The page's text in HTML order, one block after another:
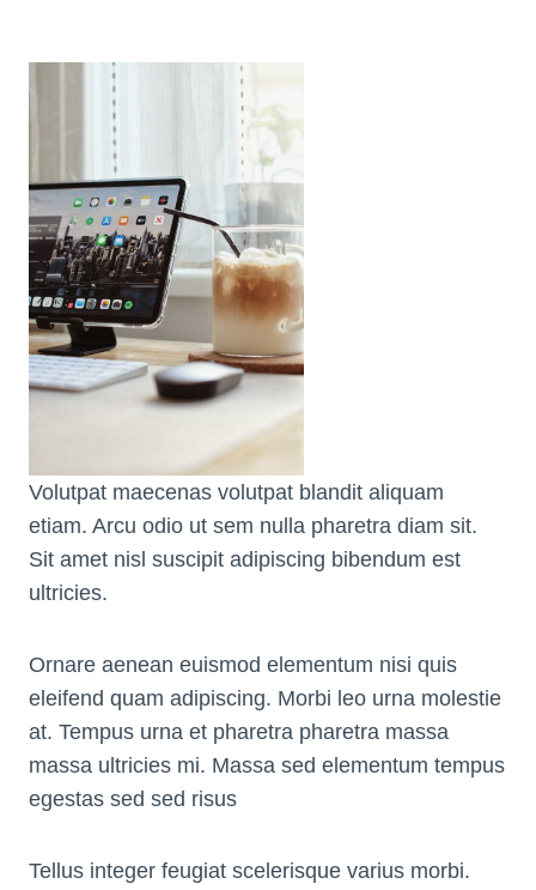
Volutpat maecenas volutpat blandit aliquam
etiam. Arcu odio ut sem nulla pharetra diam sit.
Sit amet nisl suscipit adipiscing bibendum est
ultricies.
Ornare aenean euismod elementum nisi quis
eleifend quam adipiscing. Morbi leo urna molestie
at. Tempus urna et pharetra pharetra massa
massa ultricies mi. Massa sed elementum tempus
egestas sed sed risus
Tellus integer feugiat scelerisque varius morbi.